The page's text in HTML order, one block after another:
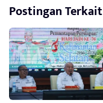
Postingan Terkait